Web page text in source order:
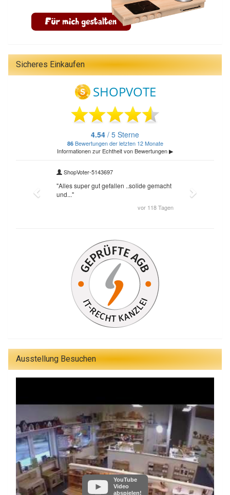
Sicheres Einkaufen
Ausstellung Besuchen
YouTube
Video
abspielen!